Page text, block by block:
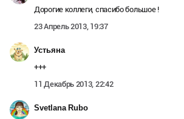
Дорогие коллеги, спасибо большое !
23 Апрель 2013, 19:37
Устьяна
+++
11 Декабрь 2013, 22:42
Svetlana Rubo